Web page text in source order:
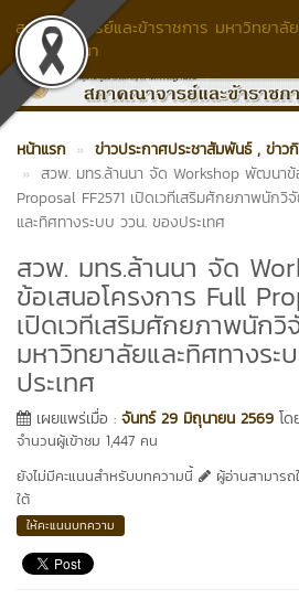
สภาคณาจารย์และข้าราชการ มหาวิทยาลัย
มงคลล้านนา
หน้าแรก ข่าวประกาศประชาสัมพันธ์ , ข่าว
สวพ. มทร.ล้านนา จัด Workshop พัฒนาข้
Proposal FF2571 เปิดเวทีเสริมศักยภาพนักวิ
และทิศทางระบบ ววน. ของประเทศ
สวพ. มทร.ล้านนา จัด
ข้อเสนอโครงการ Full
เปิดเวทีเสริมศักยภาพนัก
มหาวิทยาลัยและทิศทางร
ประเทศ
เผยแพร่เมื่อ : จันทร์ 29 มิถุนายน 2569 โด
จำนวนผู้เข้าชม 1,447 คน
ยังไม่มีคะแนนสำหรับบทความนี้
ผู้อ่านสามาร
ใต้
ให้คะแนนบทความ